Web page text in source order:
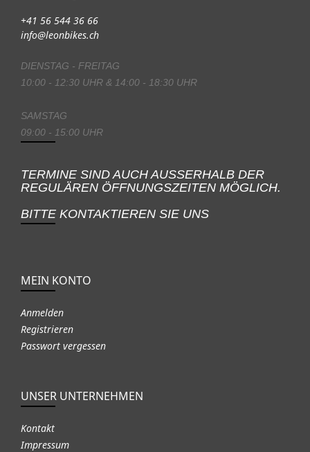
+41 56 544 36 66
info@leonbikes.ch
DIENSTAG - FREITAG
10:00 - 12:30 UHR & 14:00 - 18:30 UHR
SAMSTAG
09:00 - 15:00 UHR
TERMINE SIND AUCH AUSSERHALB DER
REGULÄREN ÖFFNUNGSZEITEN MÖGLICH.
BITTE KONTAKTIEREN SIE UNS
MEIN KONTO
Anmelden
Registrieren
Passwort vergessen
UNSER UNTERNEHMEN
Kontakt
Impressum